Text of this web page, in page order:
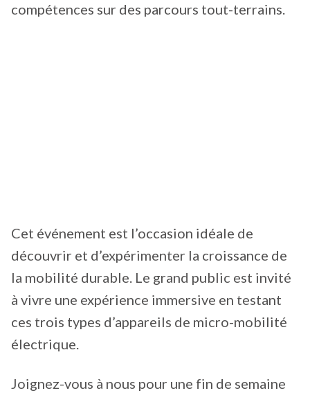
compétences sur des parcours tout-terrains.
Cet événement est l’occasion idéale de
découvrir et d’expérimenter la croissance de
la mobilité durable. Le grand public est invité
à vivre une expérience immersive en testant
ces trois types d’appareils de micro-mobilité
électrique.
Joignez-vous à nous pour une fin de semaine